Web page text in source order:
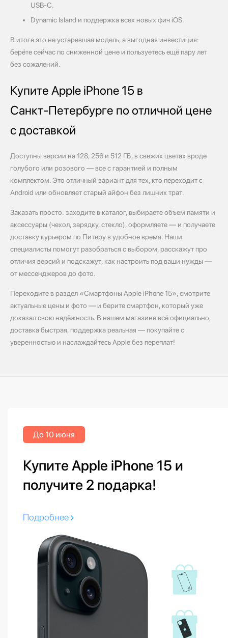
USB‑C.
Dynamic Island и поддержка всех новых фич iOS.
В итоге это не устаревшая модель, а выгодная инвестиция:
берёте сейчас по сниженной цене и пользуетесь ещё пару лет
без сожалений.
Купите Apple iPhone 15 в
Санкт‑Петербурге по отличной цене
с доставкой
Доступны версии на 128, 256 и 512 ГБ, в свежих цветах вроде
голубого или розового — все с гарантией и полным
комплектом. Это отличный вариант для тех, кто переходит с
Android или обновляет старый айфон без лишних трат.
Заказать просто: заходите в каталог, выбираете объем памяти и
аксессуары (чехол, зарядку, стекло), оформляете — и получаете
доставку курьером по Питеру в удобное время. Наши
специалисты помогут разобраться с выбором, расскажут про
отличия версий и подскажут, как настроить под ваши нужды —
от мессенджеров до фото.
Переходите в раздел «Смартфоны Apple iPhone 15», смотрите
актуальные цены и фото — и берите смартфон, который уже
доказал свою надёжность. В нашем магазине всё официально,
доставка быстрая, поддержка реальная — покупайте с
уверенностью и наслаждайтесь Apple без переплат!
До 10 июня
Купите Apple iPhone 15 и
получите 2 подарка!
Подробнее